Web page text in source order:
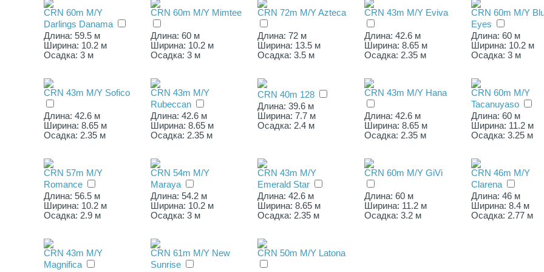
CRN 60m M/Y
Darlings Danama
Длина: 59.5 м
Ширина: 10.2 м
Осадка: 3 м
CRN 60m M/Y Mimtee
Длина: 60 м
Ширина: 10.2 м
Осадка: 3 м
CRN 72m M/Y Azteca
Длина: 72 м
Ширина: 13.5 м
Осадка: 3.5 м
CRN 43m M/Y Eviva
Длина: 42.6 м
Ширина: 8.65 м
Осадка: 2.35 м
CRN 60m M/Y
Eyes
Длина: 60 м
Ширина: 10.2 м
Осадка: 3 м
CRN 43m M/Y Sofico
Длина: 42.6 м
Ширина: 8.65 м
Осадка: 2.35 м
CRN 43m M/Y
Rubeccan
Длина: 42.6 м
Ширина: 8.65 м
Осадка: 2.35 м
CRN 40m 128
Длина: 39.6 м
Ширина: 7.7 м
Осадка: 2.4 м
CRN 43m M/Y Hana
Длина: 42.6 м
Ширина: 8.65 м
Осадка: 2.35 м
CRN 60m M/Y
Tacanuyaso
Длина: 60 м
Ширина: 11.2 м
Осадка: 3.25 м
CRN 57m M/Y
Romance
Длина: 56.5 м
Ширина: 10.2 м
Осадка: 2.9 м
CRN 54m M/Y
Maraya
Длина: 54.2 м
Ширина: 10.2 м
Осадка: 3 м
CRN 43m M/Y
Emerald Star
Длина: 42.6 м
Ширина: 8.65 м
Осадка: 2.35 м
CRN 60m M/Y GiVi
Длина: 60 м
Ширина: 11.2 м
Осадка: 3.2 м
CRN 46m M/Y
Clarena
Длина: 46 м
Ширина: 8.4 м
Осадка: 2.77 м
CRN 43m M/Y
Magnifica
CRN 61m M/Y New
Sunrise
CRN 50m M/Y Latona